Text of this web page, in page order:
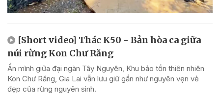
[Short video] Thác K50 - Bản hòa ca giữa
núi rừng Kon Chư Răng
Ẩn mình giữa đại ngàn Tây Nguyên, Khu bảo tồn thiên nhiên
Kon Chư Răng, Gia Lai vẫn lưu giữ gần như nguyên vẹn vẻ
đẹp của rừng nguyên sinh.